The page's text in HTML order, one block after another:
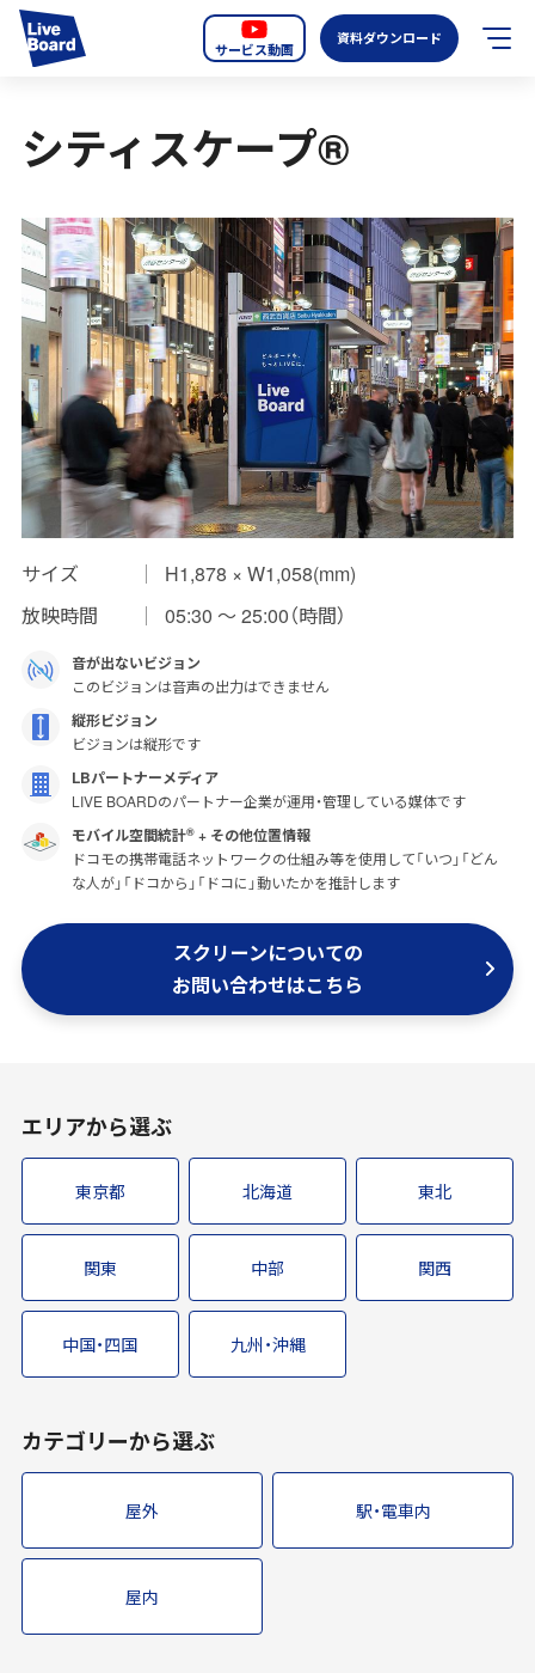
サービス動画
資料ダウンロード
サービス紹介
LIVE BOARDの新しいOOH
選ばれる理由
導入事例
全国のスクリーン
お知らせ
オーディエンスデータの階層
インプレッションデータの算出方法
お問い合わせ
よくあるご質問
掲載までの流れ
シティスケープ®
サイズ
H1,878 × W1,058(mm)
放映時間
05:30 〜 25:00（時間）
音が出ないビジョン
このビジョンは音声の出力はできません
縦形ビジョン
ビジョンは縦形です
LBパートナーメディア
LIVE BOARDのパートナー企業が運用・管理している媒体です
モバイル空間統計®+ その他位置情報
ドコモの携帯電話ネットワークの仕組み等を使用して「いつ」「どん
な人が」「ドコから」「ドコに」動いたかを推計します
スクリーンについての
お問い合わせはこちら
エリアから選ぶ
東京都 北海道 東北
関東 中部 関西
中国・四国 九州・沖縄
カテゴリーから選ぶ
屋外 駅・電車内
屋内